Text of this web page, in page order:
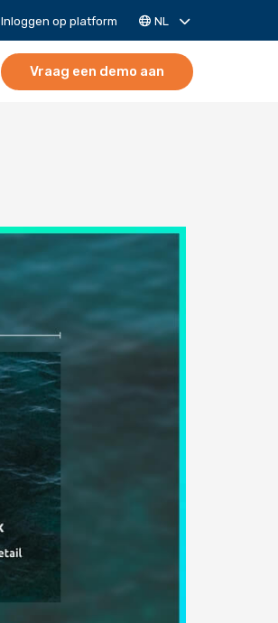
Inloggen op platform NL
Vraag een demo aan